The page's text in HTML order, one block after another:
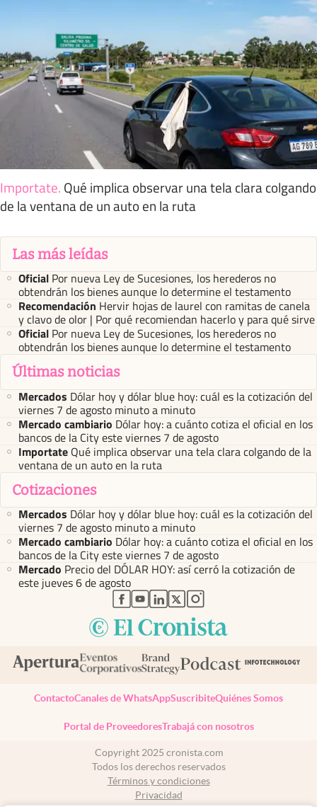
Importate. Qué implica observar una tela clara colgando
de la ventana de un auto en la ruta
Las más leídas
Oficial Por nueva Ley de Sucesiones, los herederos no
obtendrán los bienes aunque lo determine el testamento
Recomendación Hervir hojas de laurel con ramitas de canela
y clavo de olor | Por qué recomiendan hacerlo y para qué sirve
Oficial Por nueva Ley de Sucesiones, los herederos no
obtendrán los bienes aunque lo determine el testamento
Últimas noticias
Mercados Dólar hoy y dólar blue hoy: cuál es la cotización del
viernes 7 de agosto minuto a minuto
Mercado cambiario Dólar hoy: a cuánto cotiza el oficial en los
bancos de la City este viernes 7 de agosto
Importate Qué implica observar una tela clara colgando de la
ventana de un auto en la ruta
Cotizaciones
Mercados Dólar hoy y dólar blue hoy: cuál es la cotización del
viernes 7 de agosto minuto a minuto
Mercado cambiario Dólar hoy: a cuánto cotiza el oficial en los
bancos de la City este viernes 7 de agosto
Mercado Precio del DÓLAR HOY: así cerró la cotización de
este jueves 6 de agosto
abre en nueva pestaña
abre en nueva pestaña
abre en nueva pestaña
abre en nueva pestaña
abre en nueva pestaña
ContactoCanales de WhatsAppSuscribiteQuiénes Somos
Portal de ProveedoresTrabajá con nosotros
Copyright 2025 cronista.com
Todos los derechos reservados
Términos y condiciones
Privacidad